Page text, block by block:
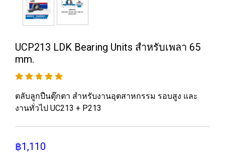
UCP213 LDK Bearing Units สำหรับเพลา 65
mm.
ตลับลูกปืนตุ๊กตา สำหรับงานอุตสาหกรรม รอบสูง และ
งานทั่วไป UC213 + P213
฿1,110